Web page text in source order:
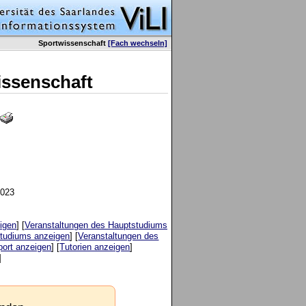
Sportwissenschaft [Fach wechseln]
] [Veranstaltungen des Hauptstudiums
anzeigen] [Veranstaltungen des
anzeigen] [Tutorien anzeigen]